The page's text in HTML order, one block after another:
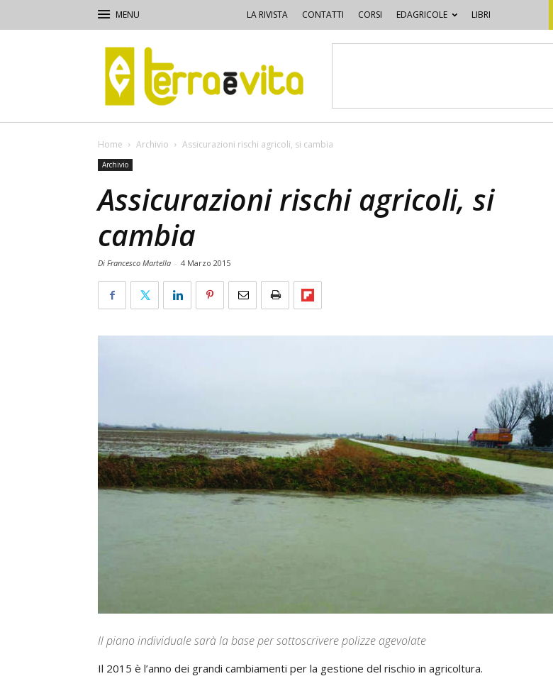
LA RIVISTA CONTATTI CORSI EDAGRICOLE LIBRI
Terra
e
Vita
Home Archivio Assicurazioni rischi agricoli, si cambia
Archivio
Assicurazioni rischi agricoli, si
cambia
Di Francesco Martella - 4 Marzo 2015
Il piano individuale sarà la base per sottoscrivere polizze agevolate
Il 2015 è l’anno dei grandi cambiamenti per la gestione del rischio in agricoltura.